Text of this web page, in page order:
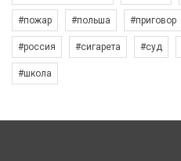
#пожар #польша #приговор
#россия #сигарета #суд
#школа